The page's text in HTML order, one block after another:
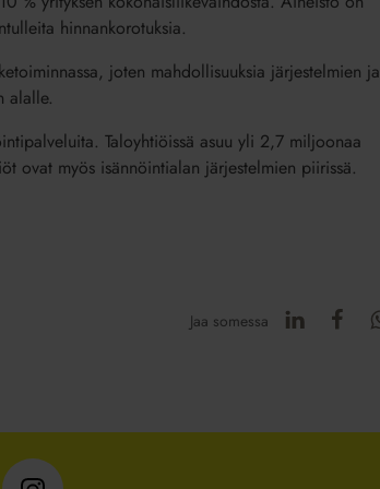
hinnankorotuksia.
joten mahdollisuuksia järjestelmien ja
alalle.
Taloyhtiöissä asuu yli 2,7 miljoonaa
ovat myös isännöintialan järjestelmien piirissä.
Jaa somessa